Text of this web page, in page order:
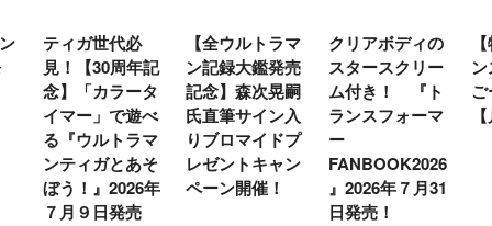
ティガ世代必
見！【30周年記
念】「カラータ
イマー」で遊べ
る『ウルトラマ
ンティガとあそ
ぼう！』2026年
７月９日発売
【全ウルトラマ
ン記録大鑑発売
記念】森次晃嗣
氏直筆サイン入
りブロマイドプ
レゼントキャン
ペーン開催！
クリアボディの
スタースクリー
ム付き！ 『ト
ランスフォーマ
ー
FANBOOK2026
』2026年７月31
日発売！